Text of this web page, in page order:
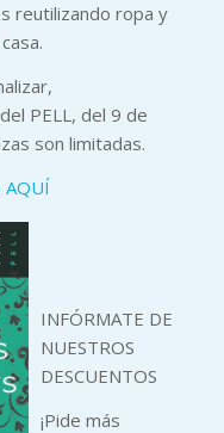
reutilizando ropa y
PELL, del 9 de
son limitadas.
AQUÍ
INFÓRMATE DE
NUESTROS
DESCUENTOS
¡Pide más